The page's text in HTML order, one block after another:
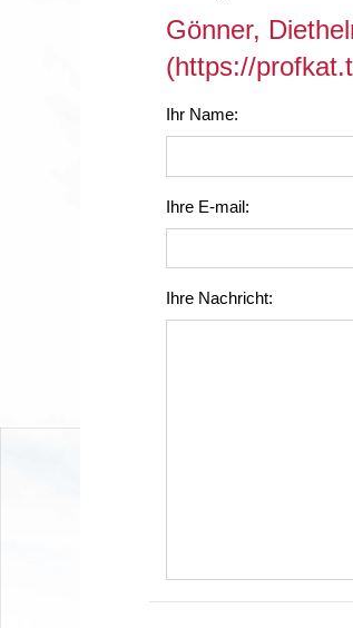
Gönner,
(https://
Ihr Name:
Ihre E-mail:
Ihre Nachricht: